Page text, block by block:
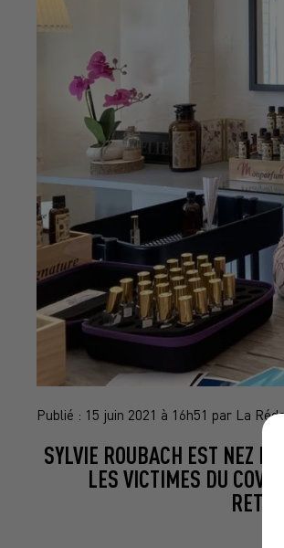
Publié : 15 juin 2021 à 16h51 par La
SYLVIE ROUBACH EST NEZ
LES VICTIMES DU